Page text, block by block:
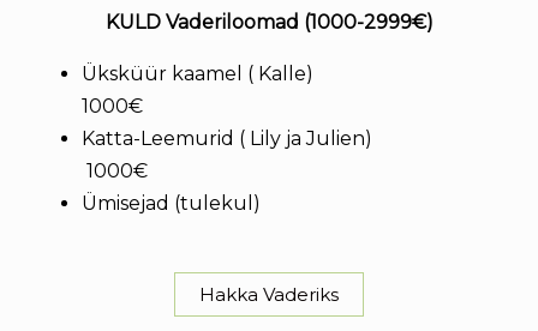
KULD Vaderiloomad (1000-2999€)
Üksküür kaamel ( Kalle)
1000€
Katta-Leemurid ( Lily ja Julien)
1000€
Ümisejad (tulekul)
Hakka Vaderiks